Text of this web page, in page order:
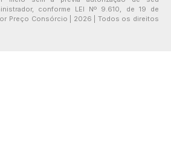
conforme LEI Nº 9.610, de 19 de
Preço Consórcio | 2026 | Todos os direitos